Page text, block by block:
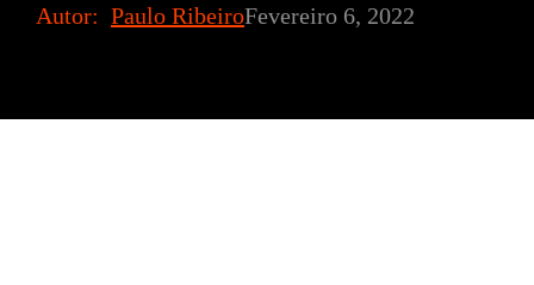
Autor: Paulo RibeiroFevereiro 6, 2022